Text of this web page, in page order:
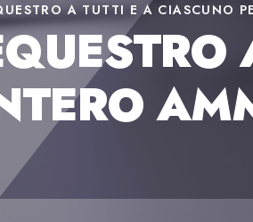
A TUTTI E A CIASCUNO